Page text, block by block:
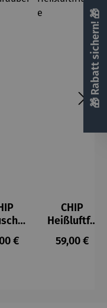
Preis:
€
CHIP
Heißluftfri
tteuse
Regulärer
59,00 €
🎁 Rabatt sichern! 🎁